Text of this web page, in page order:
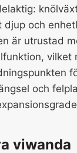
djup och
är utrustad
vilket
och
viwanda